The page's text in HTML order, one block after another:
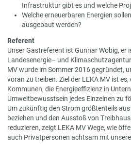
Infrastruktur gibt es und welche
Welche erneuerbaren Energien
ausgebaut werden?
Referent
Unser Gastreferent ist Gunnar Wobig, er
Landesenergie– und
MV wurde im Sommer 2016 gegründet,
voran zu treiben. Ziel der LEKA MV ist
Kommunen, die Energieeffizienz in
Umweltbewusstsein jedes Einzelnen zu
Um zukünftig den Strom größtenteils
beziehen und den Ausstoß von
reduzieren, zeigt LEKA MV Wege, wie
auch Privatpersonen achtsam mit